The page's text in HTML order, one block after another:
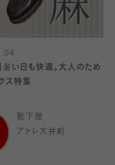
暑い日も快適。大人のため
ス特集
靴下屋
アトレ大井町